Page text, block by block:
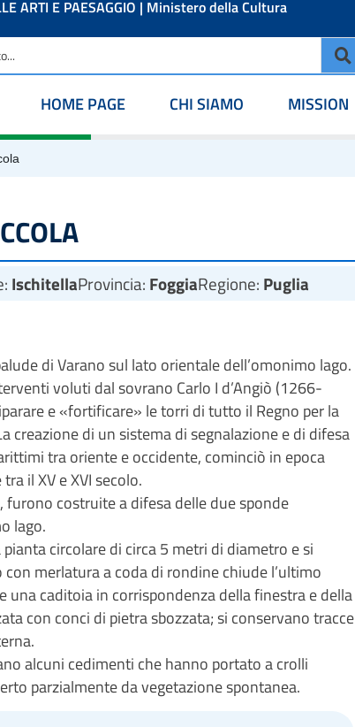
ARTI E PAESAGGIO | Ministero della Cultura
HOME PAGE CHI SIAMO MISSION
IschitellaProvincia: FoggiaRegione: Puglia
di Varano sul lato orientale dell’omonimo lago.
voluti dal sovrano Carlo I d’Angiò (1266-
e «fortificare» le torri di tutto il Regno per la
creazione di un sistema di segnalazione e di difesa
tra oriente e occidente, cominciò in epoca
il XV e XVI secolo.
furono costruite a difesa delle due sponde
lago.
circolare di circa 5 metri di diametro e si
merlatura a coda di rondine chiude l’ultimo
una caditoia in corrispondenza della finestra e della
con conci di pietra sbozzata; si conservano tracce
alcuni cedimenti che hanno portato a crolli
parzialmente da vegetazione spontanea.